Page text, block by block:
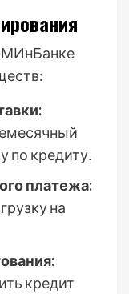
МИнБанке
по кредиту․
платежа:
на
кредит